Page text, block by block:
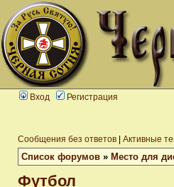
Вход Регистрация
Сообщения без ответов Активные
Список форумов » Место для
Футбол